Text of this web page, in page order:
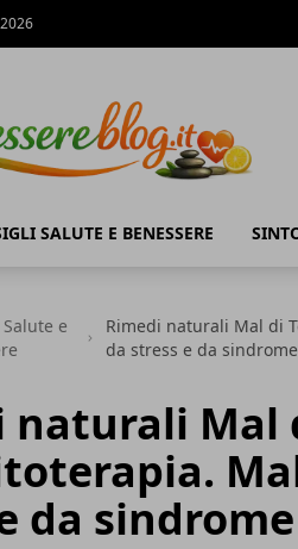
SALUTE E BENESSERE
e
Rimedi naturali Mal di
da stress e da
naturali Mal
da